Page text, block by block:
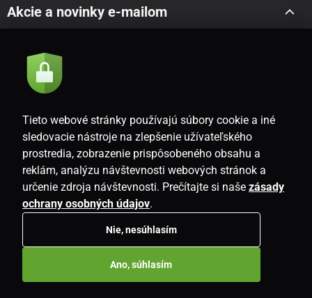
Akcie a novinky e-mailom
Súhlasím so
SK
www.i-living.sk
Tieto webové stránky používajú súbory cookie a iné
sledovacie nástroje na zlepšenie užívateľského
prostredia, zobrazenie prispôsobeného obsahu a
reklám, analýzu návštevnosti webových stránok a
určenie zdroja návštevnosti. Prečítajte si naše zásady
ochrany osobných údajov.
Nie, nesúhlasím
Ano, súhlasím